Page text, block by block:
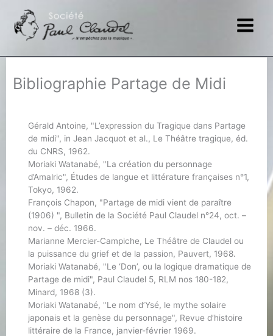
contenu
Bibliographie Partage de Midi
Gérald Antoine, "L’expression du Tragique dans Partage
de midi", in Jean Jacquot et al., Le Théâtre tragique, éd.
du CNRS, 1962.
Moriaki Watanabé, "La création du personnage
d’Amalric", Études de langue et littérature françaises n°1,
Tokyo, 1962.
François Chapon, "Partage de midi vient de paraître
(1906) ", Bulletin de la Société Paul Claudel n°24, oct. –
nov. – déc. 1966.
Marianne Mercier-Campiche, Le Théâtre de Claudel ou
la puissance du grief et de la passion, Pauvert, 1968.
Moriaki Watanabé, "Le ‘Don’, ou la logique dramatique de
Partage de midi", Paul Claudel 5, RLM nos 180-182,
Minard, 1968 (3).
Moriaki Watanabé, "Le nom d’Ysé, le mythe solaire
japonais et la genèse du personnage", Revue d’histoire
littéraire de la France, janvier-février 1969.